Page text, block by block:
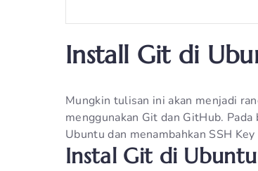
Install Git di
Mungkin tulisan ini akan menjadi
menggunakan Git dan GitHub.
Ubuntu dan menambahkan SSH
Instal Git di Ubuntu